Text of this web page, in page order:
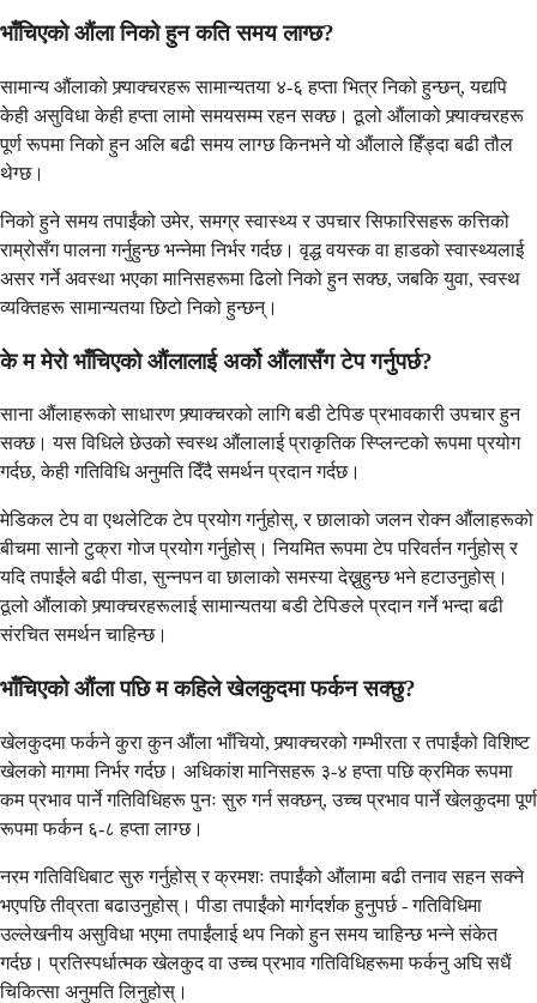
भाँचिएको औंला निको हुन कति समय लाग्छ?
सामान्य औंलाको फ्र्याक्चरहरू सामान्यतया ४-६ हप्ता भित्र निको हुन्छन्, यद्यपि
केही असुविधा केही हप्ता लामो समयसम्म रहन सक्छ। ठूलो औंलाको फ्र्याक्चरहरू
पूर्ण रूपमा निको हुन अलि बढी समय लाग्छ किनभने यो औंलाले हिँड्दा बढी तौल
थेग्छ।
निको हुने समय तपाईंको उमेर, समग्र स्वास्थ्य र उपचार सिफारिसहरू कत्तिको
राम्रोसँग पालना गर्नुहुन्छ भन्नेमा निर्भर गर्दछ। वृद्ध वयस्क वा हाडको स्वास्थ्यलाई
असर गर्ने अवस्था भएका मानिसहरूमा ढिलो निको हुन सक्छ, जबकि युवा, स्वस्थ
व्यक्तिहरू सामान्यतया छिटो निको हुन्छन्।
के म मेरो भाँचिएको औंलालाई अर्को औंलासँग टेप गर्नुपर्छ?
साना औंलाहरूको साधारण फ्र्याक्चरको लागि बडी टेपिङ प्रभावकारी उपचार हुन
सक्छ। यस विधिले छेउको स्वस्थ औंलालाई प्राकृतिक स्प्लिन्टको रूपमा प्रयोग
गर्दछ, केही गतिविधि अनुमति दिँदै समर्थन प्रदान गर्दछ।
मेडिकल टेप वा एथलेटिक टेप प्रयोग गर्नुहोस्, र छालाको जलन रोक्न औंलाहरूको
बीचमा सानो टुक्रा गोज प्रयोग गर्नुहोस्। नियमित रूपमा टेप परिवर्तन गर्नुहोस् र
यदि तपाईंले बढी पीडा, सुन्नपन वा छालाको समस्या देख्नुहुन्छ भने हटाउनुहोस्।
ठूलो औंलाको फ्र्याक्चरहरूलाई सामान्यतया बडी टेपिङले प्रदान गर्ने भन्दा बढी
संरचित समर्थन चाहिन्छ।
भाँचिएको औंला पछि म कहिले खेलकुदमा फर्कन सक्छु?
खेलकुदमा फर्कने कुरा कुन औंला भाँचियो, फ्र्याक्चरको गम्भीरता र तपाईंको विशिष्ट
खेलको मागमा निर्भर गर्दछ। अधिकांश मानिसहरू ३-४ हप्ता पछि क्रमिक रूपमा
कम प्रभाव पार्ने गतिविधिहरू पुनः सुरु गर्न सक्छन्, उच्च प्रभाव पार्ने खेलकुदमा पूर्ण
रूपमा फर्कन ६-८ हप्ता लाग्छ।
नरम गतिविधिबाट सुरु गर्नुहोस् र क्रमशः तपाईंको औंलामा बढी तनाव सहन सक्ने
भएपछि तीव्रता बढाउनुहोस्। पीडा तपाईंको मार्गदर्शक हुनुपर्छ - गतिविधिमा
उल्लेखनीय असुविधा भएमा तपाईंलाई थप निको हुन समय चाहिन्छ भन्ने संकेत
गर्दछ। प्रतिस्पर्धात्मक खेलकुद वा उच्च प्रभाव गतिविधिहरूमा फर्कनु अघि सधैं
चिकित्सा अनुमति लिनुहोस्।